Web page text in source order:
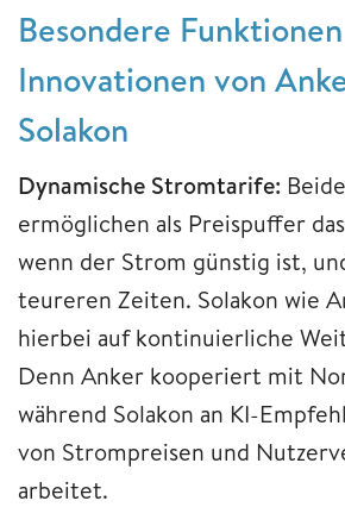
Besondere
Innovationen von
Solakon
Dynamische Stromtarife:
ermöglichen als Preispuffer
wenn der Strom günstig ist,
teureren Zeiten. Solakon wie
hierbei auf kontinuierliche
Denn Anker kooperiert mit
während Solakon an KI-
von Strompreisen und
arbeitet.